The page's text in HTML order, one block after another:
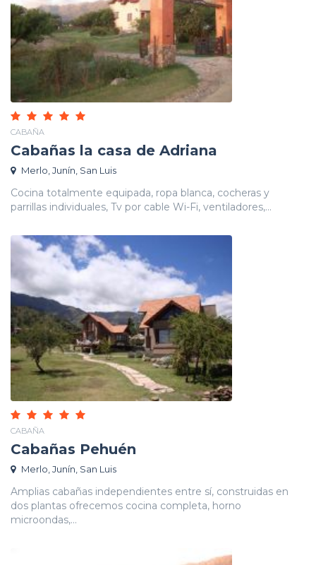
CABAÑA
Cabañas la casa de Adriana
Merlo, Junín, San Luis
Cocina totalmente equipada, ropa blanca, cocheras y
parrillas individuales, Tv por cable Wi-Fi, ventiladores,...
CABAÑA
Cabañas Pehuén
Merlo, Junín, San Luis
Amplias cabañas independientes entre sí, construidas en
dos plantas ofrecemos cocina completa, horno
microondas,...